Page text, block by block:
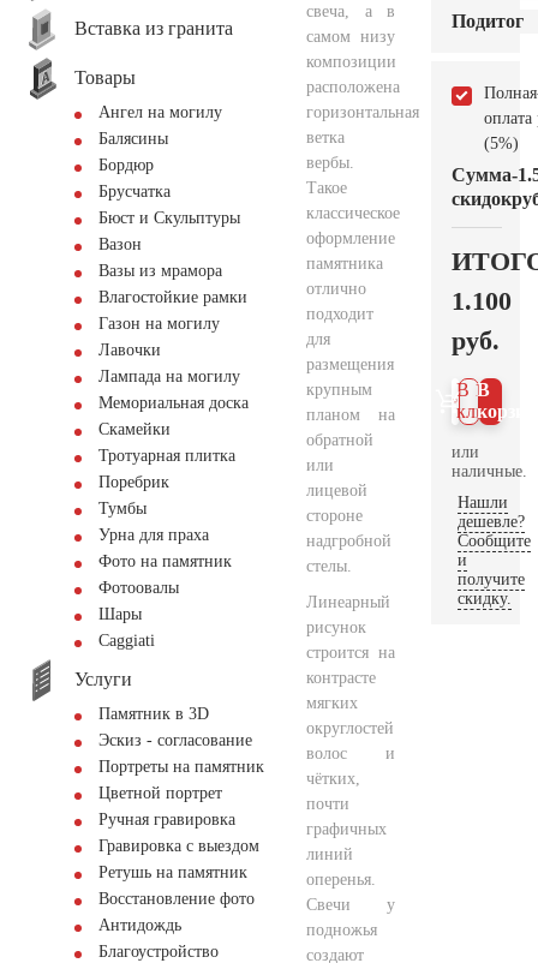
Вставка из гранита
Товары
Ангел на могилу
Балясины
Бордюр
Брусчатка
Бюст и Скульптуры
Вазон
Вазы из мрамора
Влагостойкие рамки
Газон на могилу
Лавочки
Лампада на могилу
Мемориальная доска
Скамейки
Тротуарная плитка
Поребрик
Тумбы
Урна для праха
Фото на памятник
Фотоовалы
Шары
Сaggiati
Услуги
Памятник в 3D
Эскиз - согласование
Портреты на памятник
Цветной портрет
Ручная гравировка
Гравировка с выездом
Ретушь на памятник
Восстановление фото
Антидождь
Благоустройство
свеча, а в
самом низу
композиции
расположена
горизонтальная
ветка
вербы.
Такое
классическое
оформление
памятника
отлично
подходит
для
размещения
крупным
планом на
обратной
или
лицевой
стороне
надгробной
стелы.
Линеарный
рисунок
строится на
контрасте
мягких
округлостей
волос и
чётких,
почти
графичных
линий
оперенья.
Свечи у
подножья
создают
Подитог
Полная
оплата
(5%)
Сумма
скидок
-
1.100
руб.
В
В 1
клик
или
наличные.
Нашли
дешевле?
Сообщите
и
получите
скидку.